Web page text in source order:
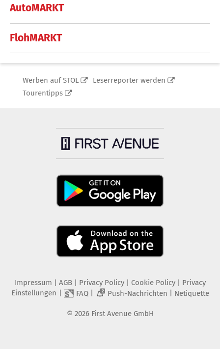
AutoMARKT
FlohMARKT
Werben auf STOL
Leserreporter werden
Tourentipps
Impressum AGB Privacy Policy| Cookie Policy| Privacy
Einstellungen
FAQ| 2 Push-Nachrichten Netiquette
© 2026 First Avenue GmbH